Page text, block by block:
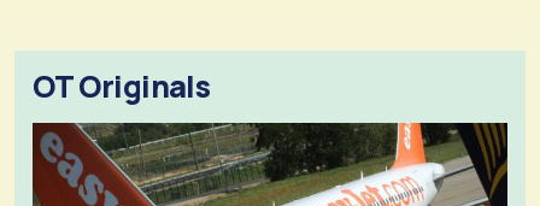
OT Originals